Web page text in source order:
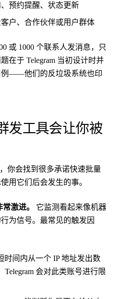
预约提醒、状态更新
户、合作伙伴或用户群体
或 1000 个联系人发消息，只
在于 Telegram 当初设计时并
例——他们的反垃圾系统也印
发工具会让你被
你会找到很多承诺快速批量
用它们后会发生的事。
激进。
它监测看起来像机器
为信号。最常见的触发因
间内从一个 IP 地址发出数
Telegram 会对此类账号进行限